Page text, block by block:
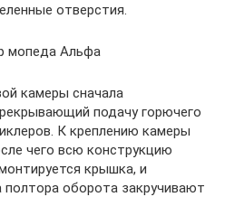
отверстия.
мопеда Альфа
камеры сначала
подачу горючего
К креплению камеры
чего всю конструкцию
крышка, и
оборота закручивают